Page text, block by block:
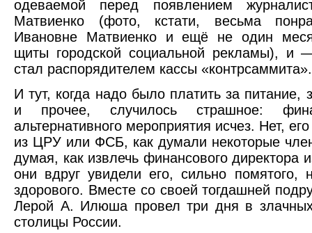
одеваемой перед появлением
Матвиенко (фото, кстати, весьма
Ивановне Матвиенко и ещё не один
щиты городской социальной рекламы), и
стал распорядителем кассы «контрсаммита».
И тут, когда надо было платить за питание,
и прочее, случилось страшное:
альтернативного мероприятия исчез. Нет,
из ЦРУ или ФСБ, как думали некоторые
думая, как извлечь финансового директора
они вдруг увидели его, сильно помятого,
здорового. Вместе со своей тогдашней
Лерой А. Илюша провел три дня в злачных
столицы России.